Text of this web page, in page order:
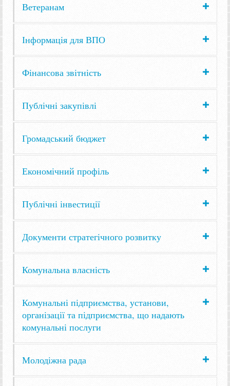
Ветеранам
Інформація для ВПО
Фінансова звітність
Публічні закупівлі
Громадський бюджет
Економічний профіль
Публічні інвестиції
Документи стратегічного розвитку
Комунальна власність
Комунальні підприємства, установи,
організації та підприємства, що надають
комунальні послуги
Молодіжна рада